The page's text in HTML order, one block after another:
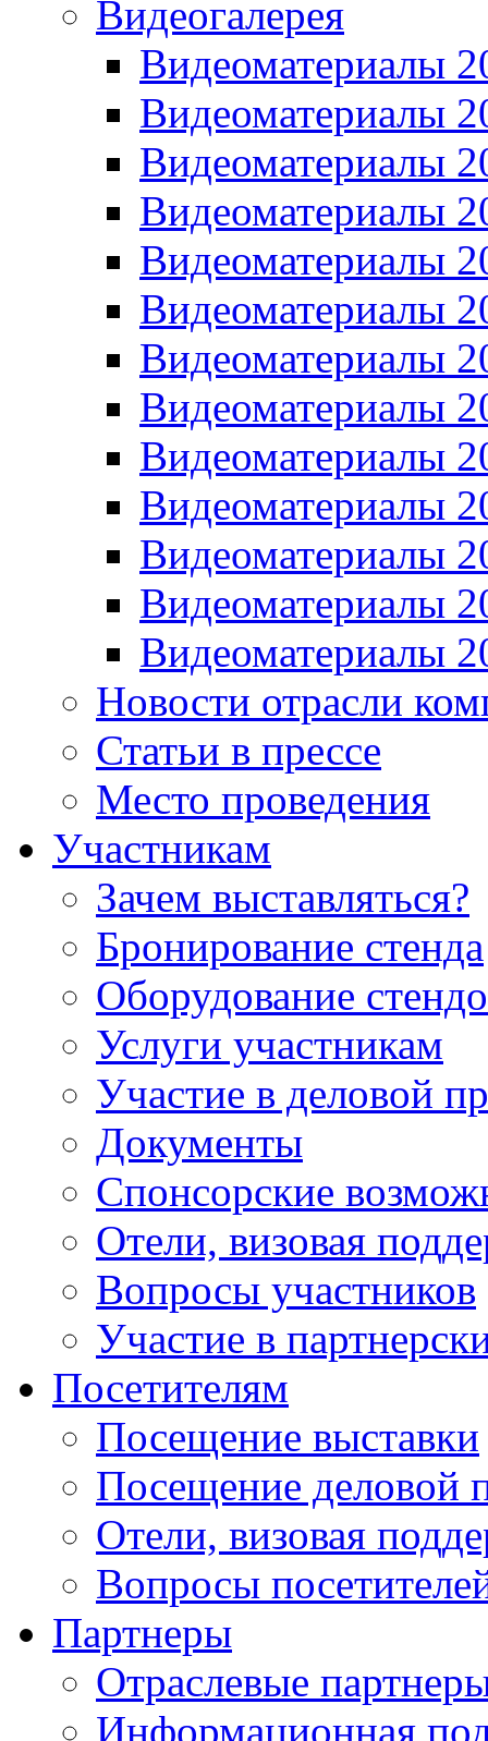
Видеогалерея
Видеоматериалы
Видеоматериалы
Видеоматериалы
Видеоматериалы
Видеоматериалы
Видеоматериалы
Видеоматериалы
Видеоматериалы
Видеоматериалы
Видеоматериалы
Видеоматериалы
Видеоматериалы
Видеоматериалы
Новости отрасли
Статьи в прессе
Место проведения
Участникам
Зачем выставляться?
Бронирование стенда
Оборудование
Услуги участникам
Участие в деловой
Документы
Спонсорские
Отели, визовая
Вопросы участников
Участие в
Посетителям
Посещение выставки
Посещение деловой
Отели, визовая
Вопросы
Партнеры
Отраслевые
Информационная